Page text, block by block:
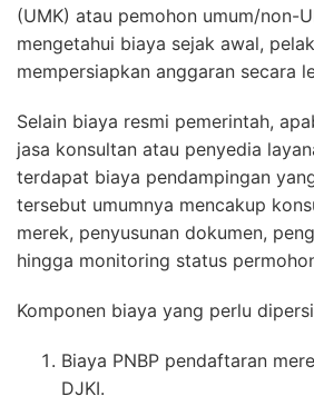
(UMK) atau pemohon umum/non-
mengetahui biaya sejak awal,
mempersiapkan anggaran secara
Selain biaya resmi pemerintah,
jasa konsultan atau penyedia
terdapat biaya pendampingan
tersebut umumnya mencakup
merek, penyusunan dokumen,
hingga monitoring status
Komponen biaya yang perlu
Biaya PNBP pendaftaran
DJKI.